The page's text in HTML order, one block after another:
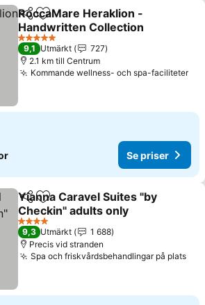
Dela Lägg till i Mina Favoriter
RoccaMare Heraklion -
Handwritten Collection
5 Stjärnor
9,1 Utmärkt
727
2.1 km till Centrum
Kommande wellness- och spa-faciliteter
Se priser
Dela Lägg till i Mina Favoriter
Yianna Caravel Suites "by
Checkin" adults only
4 Stjärnor
9,3 Utmärkt
1 688
Precis vid stranden
Spa och friskvårdsbehandlingar på plats